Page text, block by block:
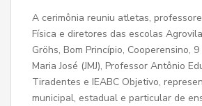
A cerimônia reuniu atletas,
Física e diretores das escolas
Gröhs, Bom Princípio, Cooperensino, 9
Maria José (JMJ), Professor Antônio
Tiradentes e IEABC Objetivo,
municipal, estadual e particular de